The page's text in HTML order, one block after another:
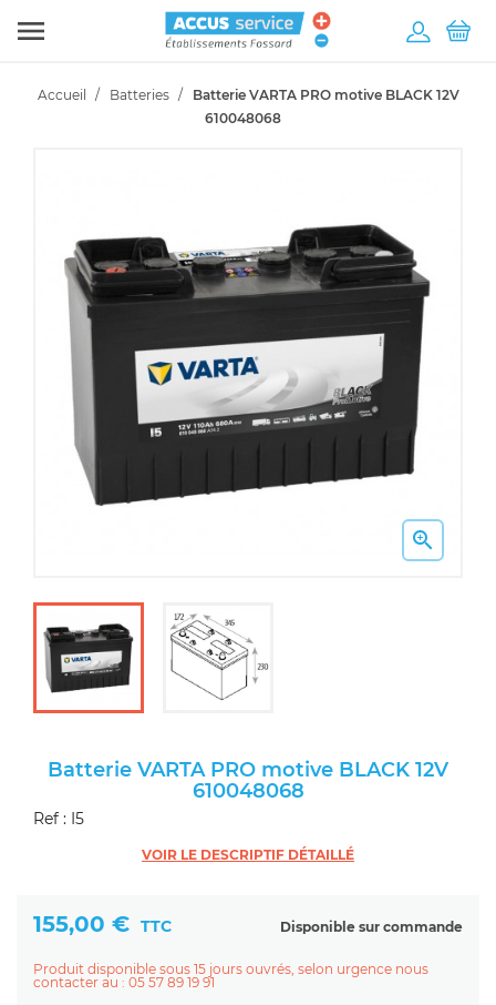

Accueil Batteries
Batterie VARTA PRO motive BLACK 12V
610048068

Batterie VARTA PRO motive BLACK 12V
610048068
Ref : I5
VOIR LE DESCRIPTIF DÉTAILLÉ
Disponible sur commande
155,00 € TTC
Produit disponible sous 15 jours ouvrés, selon urgence nous
contacter au : 05 57 89 19 91